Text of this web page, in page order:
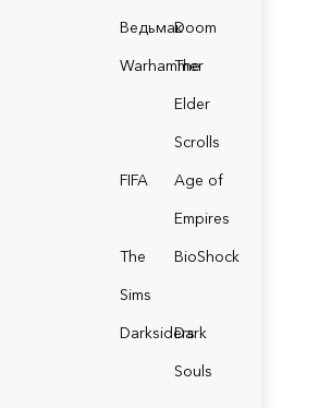
ВедьмакDoom
Warhammer
The
Elder
Scrolls
FIFA
Age of
Empires
The
Sims
BioShock
Darksiders
Dark
Souls